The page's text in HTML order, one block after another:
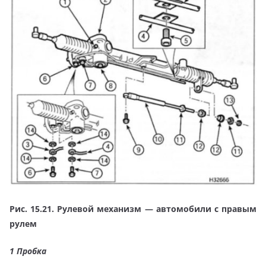
Рис. 15.21. Рулевой механизм — автомобили с правым
рулем
1 Пробка